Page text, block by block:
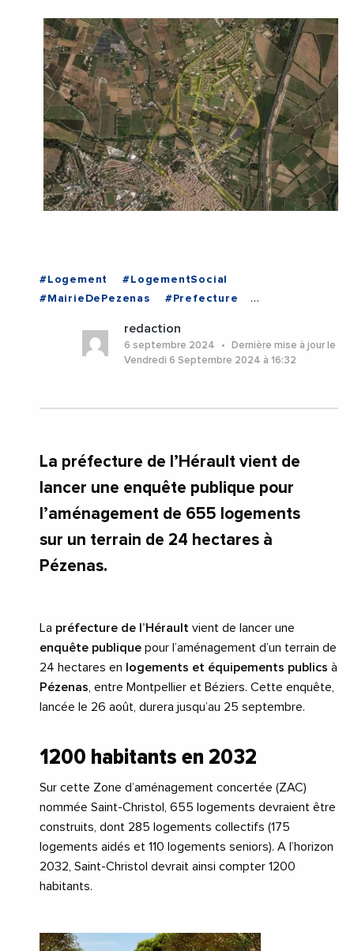
#Logement
#LogementSocial
#MairieDePezenas
#Prefecture
#Occitanie
#Pezenas
redaction
6 septembre 2024
Dernière mise à jour le
Vendredi 6 Septembre 2024 à 16:32
La préfecture de l’Hérault vient de
lancer une enquête publique pour
l’aménagement de 655 logements
sur un terrain de 24 hectares à
Pézenas.
La préfecture de l’Hérault vient de lancer une
enquête publique pour l’aménagement d’un terrain de
24 hectares en
logements et équipements publics à
Pézenas , entre Montpellier et Béziers. Cette enquête,
lancée le 26 août, durera jusqu’au 25 septembre.
1200 habitants en 2032
Sur cette Zone d’aménagement concertée (ZAC)
nommée Saint-Christol, 655 logements devraient être
construits, dont 285 logements collectifs (175
logements aidés et 110 logements seniors). A l’horizon
2032, Saint-Christol devrait ainsi compter 1200
habitants.